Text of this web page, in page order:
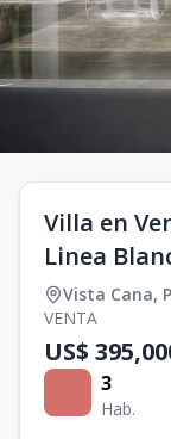
Villa en
Linea
Vista Cana,
VENTA
US$
3
Hab.